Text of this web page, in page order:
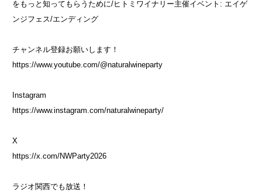
をもっと知ってもらうために/ヒトミワイナリー主催イベント: エイゲ
ンジフェス/エンディング
チャンネル登録お願いします！
https://www.youtube.com/@naturalwineparty
Instagram
https://www.instagram.com/naturalwineparty/
X
https://x.com/NWParty2026
ラジオ関西でも放送！